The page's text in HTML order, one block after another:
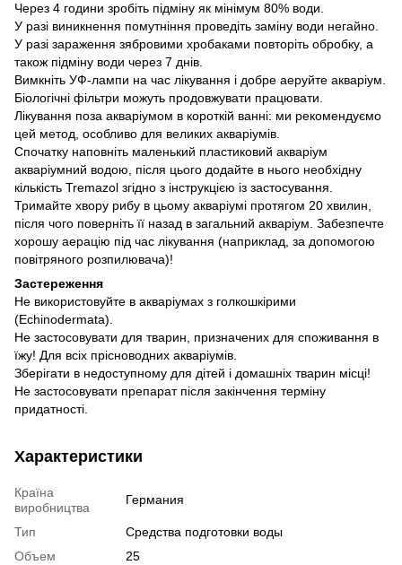
Через 4 години зробіть підміну як мінімум 80% води.
У разі виникнення помутніння проведіть заміну води негайно.
У разі зараження зябровими хробаками повторіть обробку, а
також підміну води через 7 днів.
Вимкніть УФ-лампи на час лікування і добре аеруйте акваріум.
Біологічні фільтри можуть продовжувати працювати.
Лікування поза акваріумом в короткій ванні: ми рекомендуємо
цей метод, особливо для великих акваріумів.
Спочатку наповніть маленький пластиковий акваріум
акваріумний водою, після цього додайте в нього необхідну
кількість Tremazol згідно з інструкцією із застосування.
Тримайте хвору рибу в цьому акваріумі протягом 20 хвилин,
після чого поверніть її назад в загальний акваріум. Забезпечте
хорошу аерацію під час лікування (наприклад, за допомогою
повітряного розпилювача)!
Застереження
Не використовуйте в акваріумах з голкошкірими
(Echinodermata).
Не застосовувати для тварин, призначених для споживання в
їжу! Для всіх прісноводних акваріумів.
Зберігати в недоступному для дітей і домашніх тварин місці!
Не застосовувати препарат після закінчення терміну
придатності.
Характеристики
Країна
виробництва
Германия
Тип
Средства подготовки воды
Объем
25